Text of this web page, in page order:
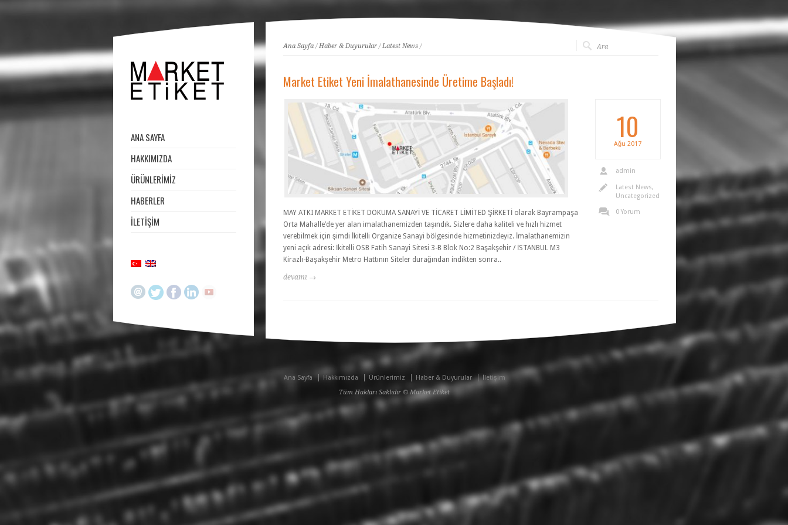
Ana Sayfa/Haber & Duyurular/Latest News/
Market Etiket Yeni İmalathanesinde Üretime Başladı!
MAY ATKI MARKET ETİKET DOKUMA SANAYİ VE TİCARET LİMİTED ŞİRKETİ olarak Bayrampaşa
Orta Mahalle’de yer alan imalathanemizden taşındık. Sizlere daha kaliteli ve hızlı hizmet
verebilmek için şimdi İkitelli Organize Sanayi bölgesinde hizmetinizdeyiz. İmalathanemizin
yeni açık adresi: İkitelli OSB Fatih Sanayi Sitesi 3-B Blok No:2 Başakşehir / İSTANBUL M3
Kirazlı-Başakşehir Metro Hattının Siteler durağından indikten sonra..
devamı →
10
Ağu 2017
admin
Latest News,
Uncategorized
0 Yorum
ANA SAYFA
HAKKIMIZDA
ÜRÜNLERİMİZ
HABERLER
İLETİŞİM
Ana Sayfa Hakkımızda Ürünlerimiz Haber & Duyurular
İletişim
Tüm Hakları Saklıdır © Market Etiket